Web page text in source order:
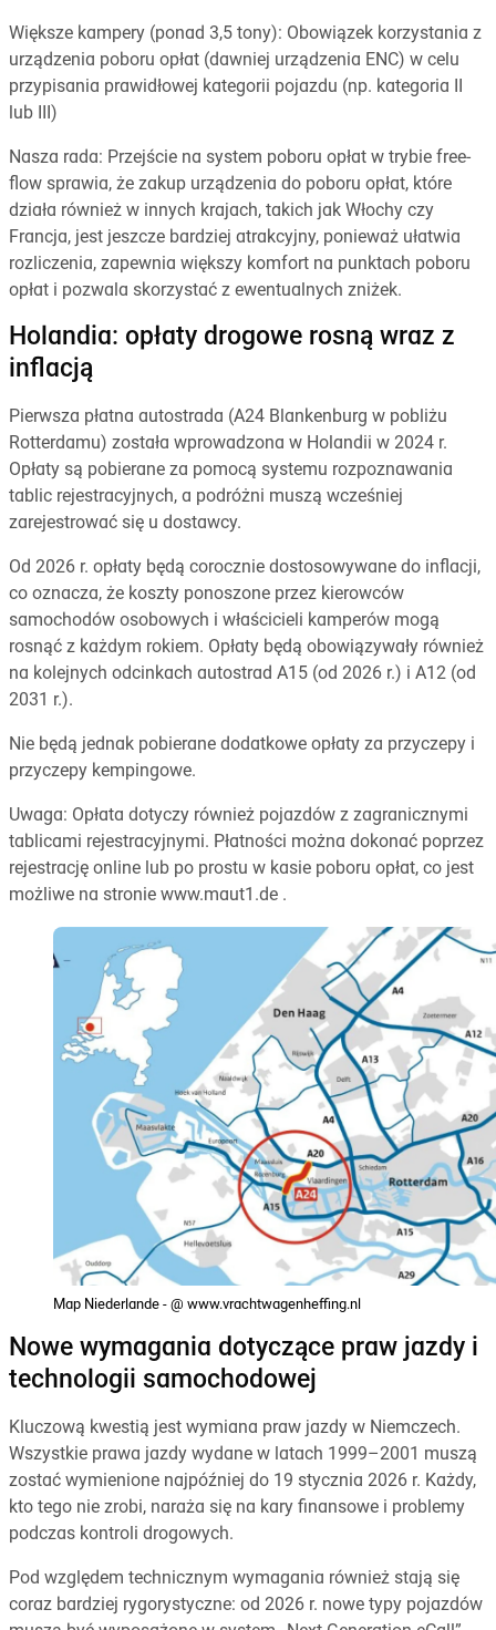
Większe kampery (ponad 3,5 tony): Obowiązek korzystania z
urządzenia poboru opłat (dawniej urządzenia ENC) w celu
przypisania prawidłowej kategorii pojazdu (np. kategoria II
lub III)
Nasza rada: Przejście na system poboru opłat w trybie free-
flow sprawia, że zakup urządzenia do poboru opłat, które
działa również w innych krajach, takich jak Włochy czy
Francja, jest jeszcze bardziej atrakcyjny, ponieważ ułatwia
rozliczenia, zapewnia większy komfort na punktach poboru
opłat i pozwala skorzystać z ewentualnych zniżek.
Holandia: opłaty drogowe rosną wraz z
inflacją
Pierwsza płatna autostrada (A24 Blankenburg w pobliżu
Rotterdamu) została wprowadzona w Holandii w 2024 r.
Opłaty są pobierane za pomocą systemu rozpoznawania
tablic rejestracyjnych, a podróżni muszą wcześniej
zarejestrować się u dostawcy.
Od 2026 r. opłaty będą corocznie dostosowywane do inflacji,
co oznacza, że koszty ponoszone przez kierowców
samochodów osobowych i właścicieli kamperów mogą
rosnąć z każdym rokiem. Opłaty będą obowiązywały również
na kolejnych odcinkach autostrad A15 (od 2026 r.) i A12 (od
2031 r.).
Nie będą jednak pobierane dodatkowe opłaty za przyczepy i
przyczepy kempingowe.
Uwaga: Opłata dotyczy również pojazdów z zagranicznymi
tablicami rejestracyjnymi. Płatności można dokonać poprzez
rejestrację online lub po prostu w kasie poboru opłat, co jest
możliwe na stronie www.maut1.de .
Map Niederlande - @ www.vrachtwagenheffing.nl
Nowe wymagania dotyczące praw jazdy i
technologii samochodowej
Kluczową kwestią jest wymiana praw jazdy w Niemczech.
Wszystkie prawa jazdy wydane w latach 1999–2001 muszą
zostać wymienione najpóźniej do 19 stycznia 2026 r. Każdy,
kto tego nie zrobi, naraża się na kary finansowe i problemy
podczas kontroli drogowych.
Pod względem technicznym wymagania również stają się
coraz bardziej rygorystyczne: od 2026 r. nowe typy pojazdów